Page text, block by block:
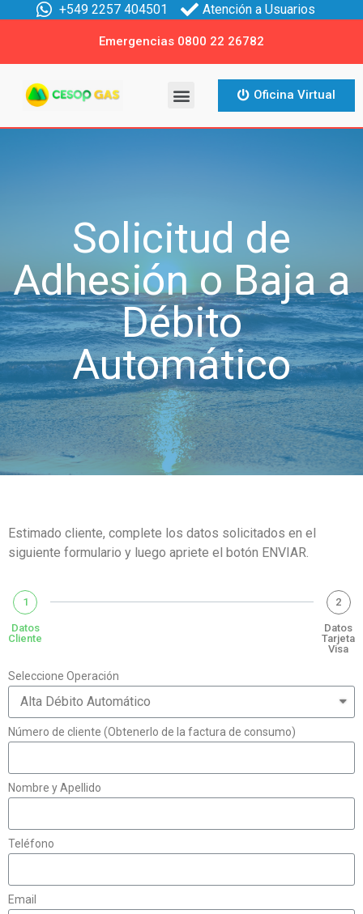
+549 2257 404501 Atención a Usuarios
Emergencias 0800 22 26782
Oficina Virtual
Solicitud de
Adhesión o Baja a
Débito
Automático
Estimado cliente, complete los datos solicitados en el
siguiente formulario y luego apriete el botón ENVIAR.
1
Datos
Cliente
2
Datos
Tarjeta
Visa
Seleccione Operación
Número de cliente (Obtenerlo de la factura de consumo)
Nombre y Apellido
Teléfono
Email